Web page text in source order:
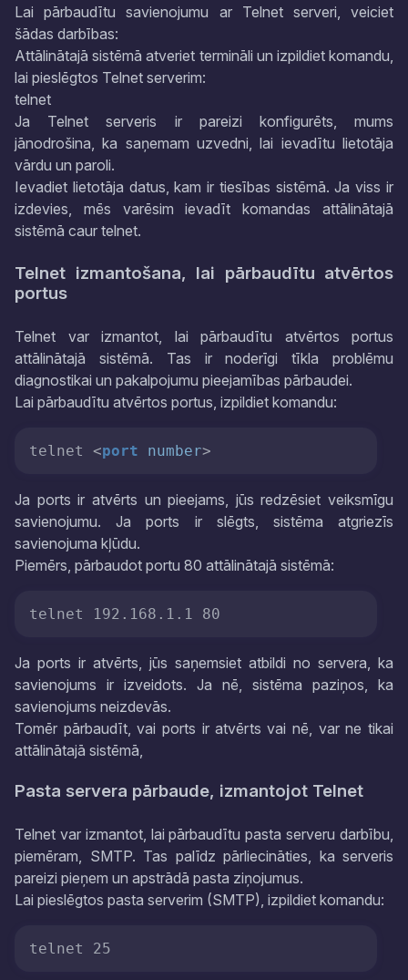
Lai pārbaudītu savienojumu ar Telnet serveri, veiciet
šādas darbības:
Attālinātajā sistēmā atveriet termināli un izpildiet komandu,
lai pieslēgtos Telnet serverim:
telnet
Ja Telnet serveris ir pareizi konfigurēts, mums
jānodrošina, ka saņemam uzvedni, lai ievadītu lietotāja
vārdu un paroli.
Ievadiet lietotāja datus, kam ir tiesības sistēmā. Ja viss ir
izdevies, mēs varēsim ievadīt komandas attālinātajā
sistēmā caur telnet.
Telnet izmantošana, lai pārbaudītu atvērtos
portus
Telnet var izmantot, lai pārbaudītu atvērtos portus
attālinātajā sistēmā. Tas ir noderīgi tīkla problēmu
diagnostikai un pakalpojumu pieejamības pārbaudei.
Lai pārbaudītu atvērtos portus, izpildiet komandu:
telnet <port number>
Ja ports ir atvērts un pieejams, jūs redzēsiet veiksmīgu
savienojumu. Ja ports ir slēgts, sistēma atgriezīs
savienojuma kļūdu.
Piemērs, pārbaudot portu 80 attālinātajā sistēmā:
telnet 192.168.1.1 80
Ja ports ir atvērts, jūs saņemsiet atbildi no servera, ka
savienojums ir izveidots. Ja nē, sistēma paziņos, ka
savienojums neizdevās.
Tomēr pārbaudīt, vai ports ir atvērts vai nē, var ne tikai
attālinātajā sistēmā,
Pasta servera pārbaude, izmantojot Telnet
Telnet var izmantot, lai pārbaudītu pasta serveru darbību,
piemēram, SMTP. Tas palīdz pārliecināties, ka serveris
pareizi pieņem un apstrādā pasta ziņojumus.
Lai pieslēgtos pasta serverim (SMTP), izpildiet komandu:
telnet 25